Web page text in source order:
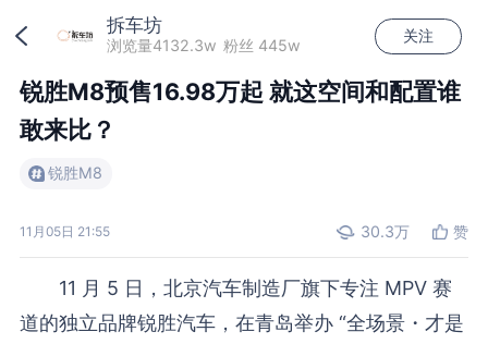
加载中...
拆车坊
浏览量4132.3w 粉丝 445w
关注
锐胜M8预售16.98万起 就这空间和配置谁
敢来比？
锐胜M8
11月05日 21:55 30.3万 赞
11 月 5 日，北京汽车制造厂旗下专注 MPV 赛
道的独立品牌锐胜汽车，在青岛举办 “全场景・才是